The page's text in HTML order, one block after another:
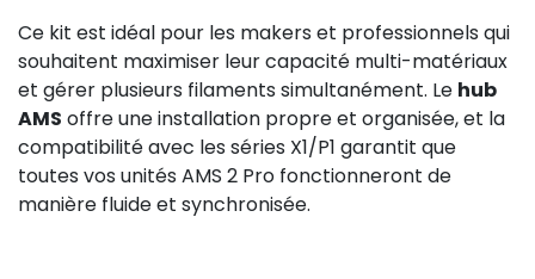
Ce kit est idéal pour les makers et professionnels qui
souhaitent maximiser leur capacité multi-matériaux
et gérer plusieurs filaments simultanément. Le hub
AMS offre une installation propre et organisée, et la
compatibilité avec les séries X1/P1 garantit que
toutes vos unités AMS 2 Pro fonctionneront de
manière fluide et synchronisée.